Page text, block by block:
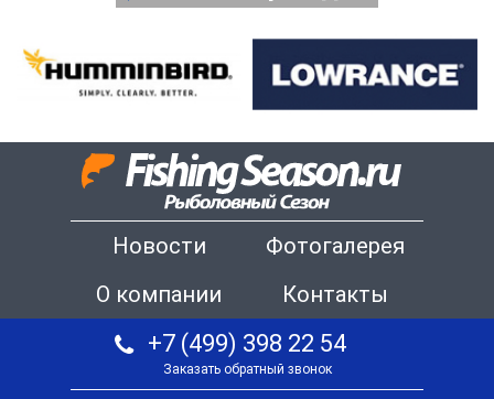
Новости
Фотогалерея
О компании
Контакты
+7 (499) 398 22 54
Заказать обратный звонок